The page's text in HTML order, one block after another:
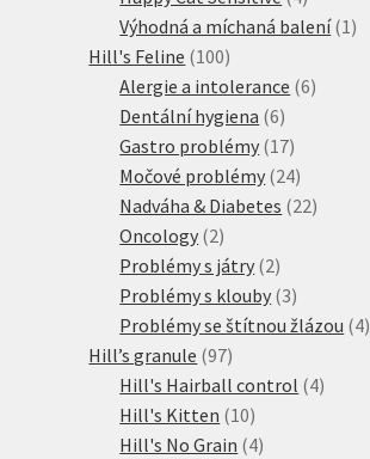
produkty
Výhodná a míchaná balení 1 1
Hill's Feline 100100
produktů
Alergie a intolerance 66
Dentální hygiena 66
produktů
Gastro problémy 1717
produktů
Močové problémy 2424
produktů
Nadváha & Diabetes 2222
Oncology 22
produkty
Problémy s játry 22
produkty
Problémy s klouby 33
produkty
Problémy se štítnou žlázou 44
Hill’s granule 9797
produktů
Hill's Hairball control 44
Hill's Kitten 1010
produktů
Hill's No Grain 44